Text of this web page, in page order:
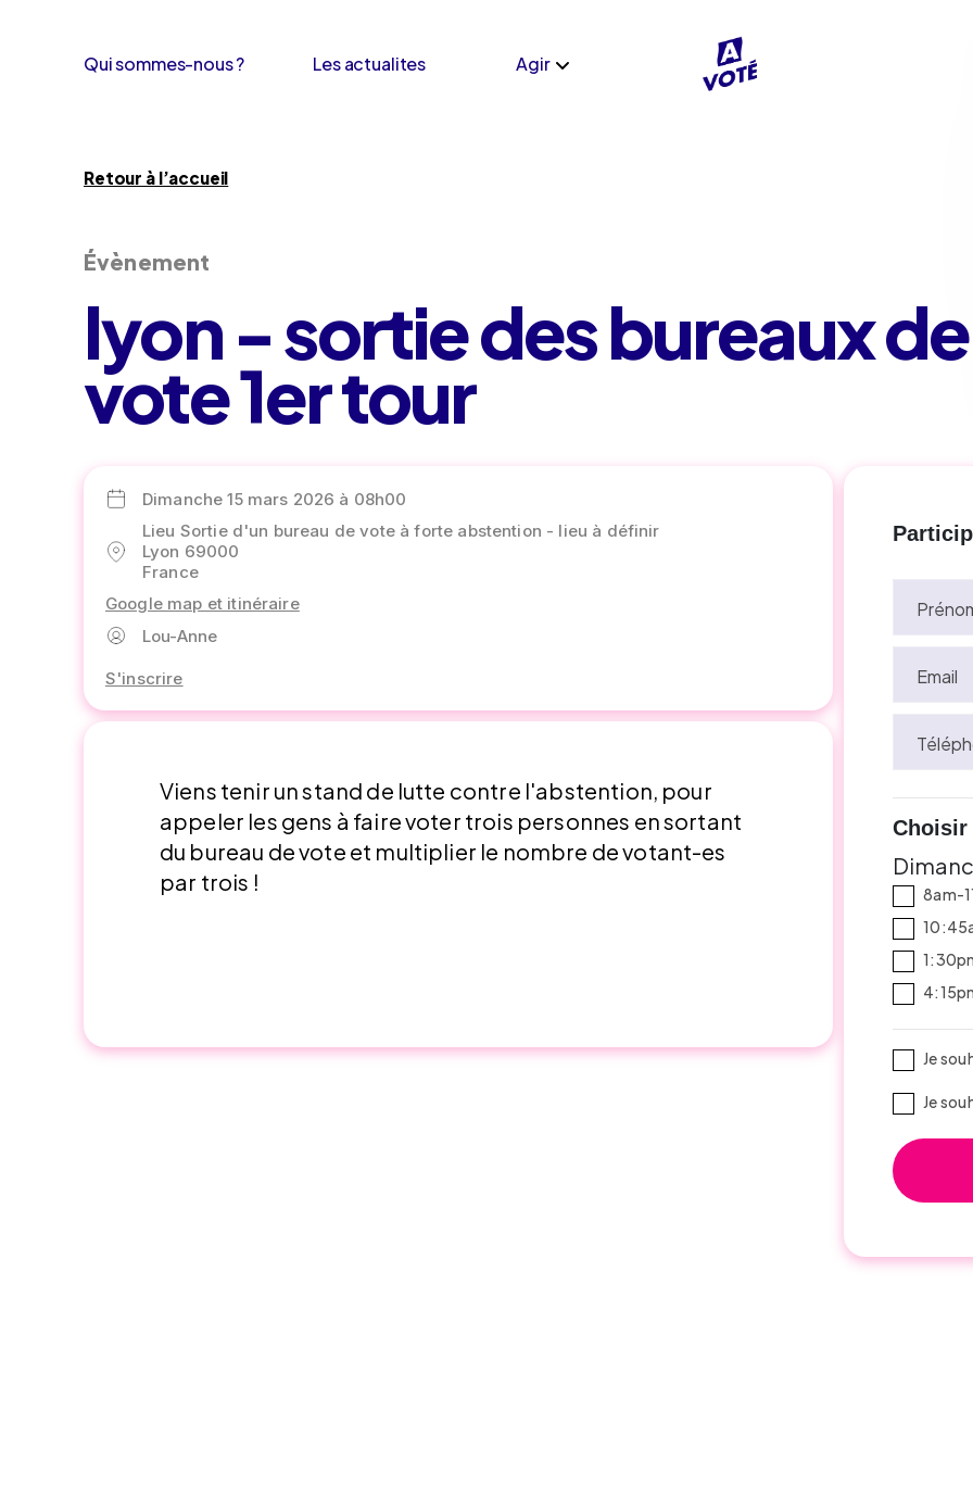
Qui sommes-nous ? Les actualites Agir
Retour à l’accueil
Évènement
lyon - sortie des bureaux de
vote 1er tour
Dimanche 15 mars 2026 à 08h00
Lieu Sortie d'un bureau de vote à forte abstention - lieu à définir
Lyon 69000
France
Google map et itinéraire
Lou-Anne
S'inscrire
Viens tenir un stand de lutte contre l'abstention, pour
appeler les gens à faire voter trois personnes en sortant
du bureau de vote et multiplier le nombre de votant-es
par trois !
Email
Choisir
8am-
Je
Je